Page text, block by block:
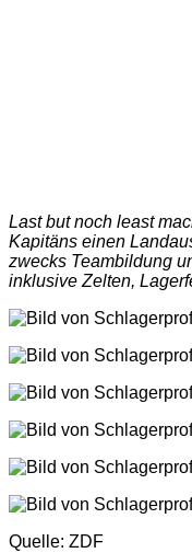
Last but noch least
Kapitäns einen
zwecks Teambildung
inklusive Zelten,
Quelle: ZDF